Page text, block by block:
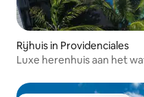
Rijhuis in Providenciales
Luxe herenhuis aan het